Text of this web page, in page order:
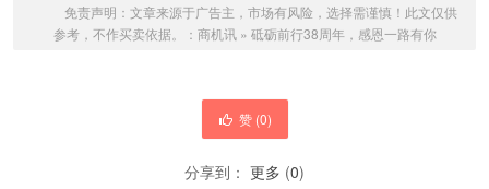
免责声明：文章来源于广告主，市场有风险，选择需谨慎！此文仅供
参考，不作买卖依据。： 商机讯» 砥砺前行38周年，感恩一路有你
赞 (0)
分享到： 更多 (0)